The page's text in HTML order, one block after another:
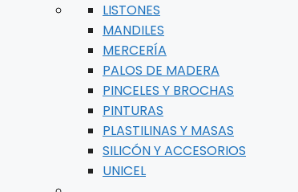
LISTONES
MANDILES
MERCERÍA
PALOS DE MADERA
PINCELES Y BROCHAS
PINTURAS
PLASTILINAS Y MASAS
SILICÓN Y ACCESORIOS
UNICEL